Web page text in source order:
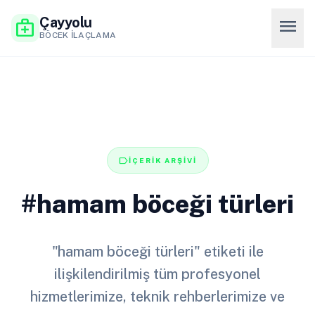
medical_services Çayyolu
BÖCEK İLAÇLAMA menu
labelİÇERİK ARŞİVİ
#hamam böceği türleri
"hamam böceği türleri" etiketi ile
ilişkilendirilmiş tüm profesyonel
hizmetlerimize, teknik rehberlerimize ve